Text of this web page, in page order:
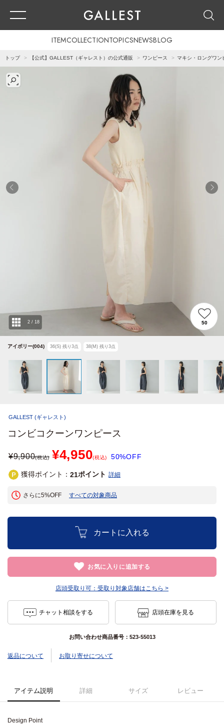
ITEMCOLLECTIONTOPICSNEWSBLOG
トップ 【公式】GALLEST（ギャレスト）の公式通販 ワンピース マキシ・ロングワン
アイボリー(004) 36(S) 残り 3点 38(M) 残り 3点
2 / 18 50
GALLEST (ギャレスト)
コンビコクーンワンピース
¥9,900(税込) ¥4,950(税込) 50%OFF
獲得ポイント： 21ポイント 詳細
さらに5%OFF すべての対象商品
カートに入れる
お気に入りに追加する
店頭受取り可： 受取り対象店舗はこちら >
チャット相談をする 店頭在庫を見る
お問い合わせ商品番号： 523-55013
返品について お取り寄せについて
アイテム説明 詳細 サイズ レビュー
Design Point